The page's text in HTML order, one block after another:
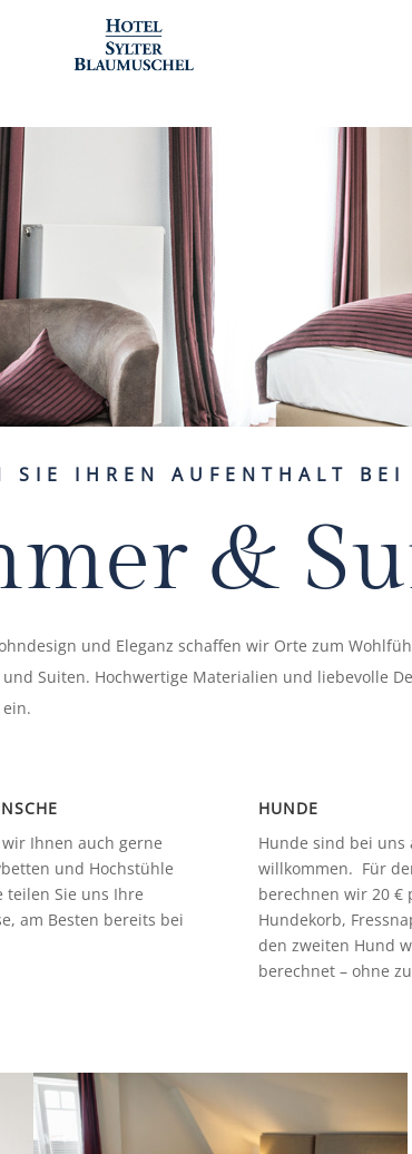
SIE IHREN AUFENTHALT BEI
&
und Eleganz schaffen wir Orte zum
Suiten. Hochwertige Materialien und liebevolle
Ihnen auch gerne
und Hochstühle
teilen Sie uns Ihre
am Besten bereits bei
HUNDE
Hunde sind bei uns
willkommen. Für
berechnen wir 20 €
Hundekorb,
den zweiten Hund
berechnet – ohne